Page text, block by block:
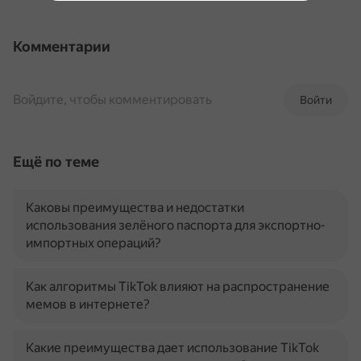
Комментарии
Войти
Войдите, чтобы комментировать
Ещё по теме
Каковы преимущества и недостатки
использования зелёного паспорта для экспортно-
импортных операций?
Как алгоритмы TikTok влияют на распространение
мемов в интернете?
Какие преимущества дает использование TikTok